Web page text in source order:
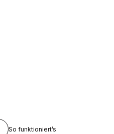
So funktioniert’s